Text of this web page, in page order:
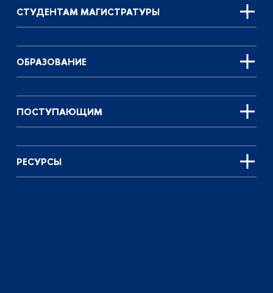
СТУДЕНТАМ МАГИСТРАТУРЫ
ОБРАЗОВАНИЕ
ПОСТУПАЮЩИМ
РЕСУРСЫ